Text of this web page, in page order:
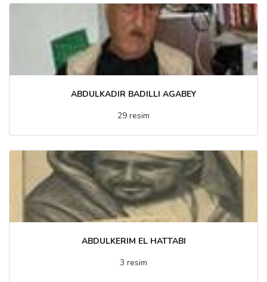
ABDULKADIR BADILLI AGABEY
29 resim
ABDULKERIM EL HATTABI
3 resim